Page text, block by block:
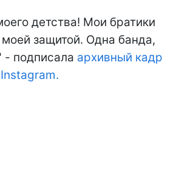
детства! Мои братики
защитой. Одна банда,
- подписала архивный кадр